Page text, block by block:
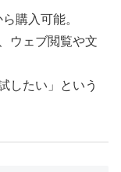
購入可能。
ウェブ閲覧や文
したい」という